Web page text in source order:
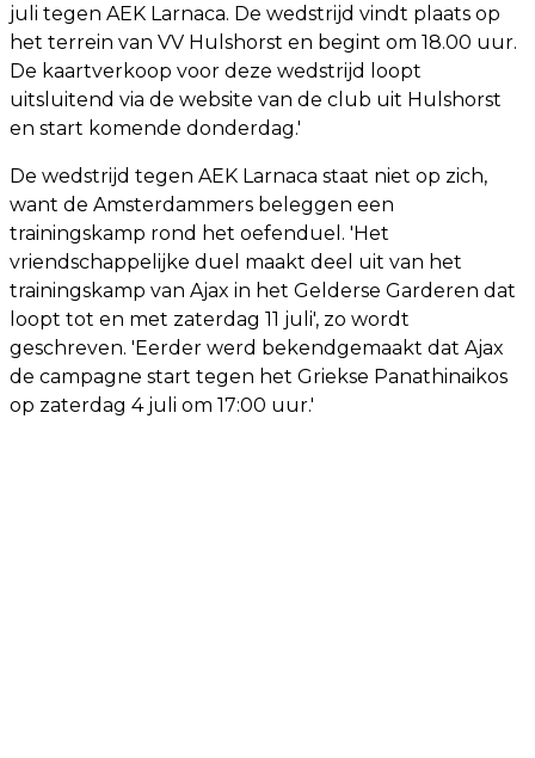
juli tegen AEK Larnaca. De wedstrijd vindt plaats op
het terrein van VV Hulshorst en begint om 18.00 uur.
De kaartverkoop voor deze wedstrijd loopt
uitsluitend via de website van de club uit Hulshorst
en start komende donderdag.'
De wedstrijd tegen AEK Larnaca staat niet op zich,
want de Amsterdammers beleggen een
trainingskamp rond het oefenduel. 'Het
vriendschappelijke duel maakt deel uit van het
trainingskamp van Ajax in het Gelderse Garderen dat
loopt tot en met zaterdag 11 juli', zo wordt
geschreven. 'Eerder werd bekendgemaakt dat Ajax
de campagne start tegen het Griekse Panathinaikos
op zaterdag 4 juli om 17:00 uur.'